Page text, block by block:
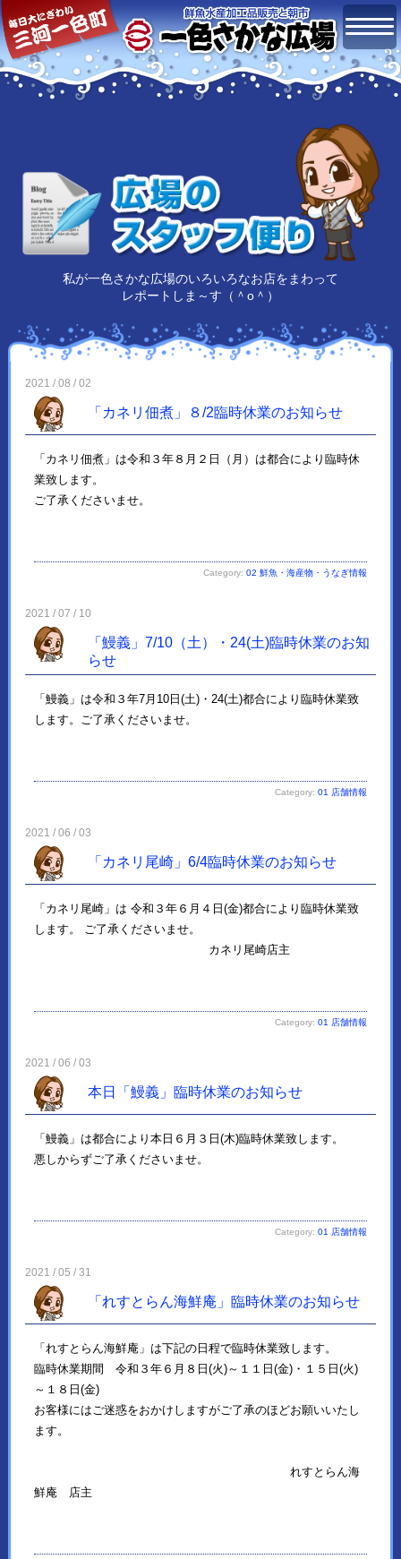
私が一色さかな広場のいろいろなお店をまわって
レポートしま～す（＾o＾）
2021 / 08 / 02
「カネリ佃煮」８/2臨時休業のお知らせ
「カネリ佃煮」は令和３年８月２日（月）は都合により臨時休
業致します。
ご了承くださいませ。
Category:02 鮮魚・海産物・うなぎ情報
2021 / 07 / 10
「鰻義」7/10（土）・24(土)臨時休業のお知
らせ
「鰻義」は令和３年7月10日(土)・24(土)都合により臨時休業致
します。ご了承くださいませ。
Category:01 店舗情報
2021 / 06 / 03
「カネリ尾崎」6/4臨時休業のお知らせ
「カネリ尾崎」は 令和３年６月４日(金)都合により臨時休業致
します。 ご了承くださいませ。
カネリ尾崎店主
Category:01 店舗情報
2021 / 06 / 03
本日「鰻義」臨時休業のお知らせ
「鰻義」は都合により本日６月３日(木)臨時休業致します。
悪しからずご了承くださいませ。
Category:01 店舗情報
2021 / 05 / 31
「れすとらん海鮮庵」臨時休業のお知らせ
「れすとらん海鮮庵」は下記の日程で臨時休業致します。
臨時休業期間 令和３年６月８日(火)～１１日(金)・１５日(火)
～１８日(金)
お客様にはご迷惑をおかけしますがご了承のほどお願いいたし
ます。
れすとらん海
鮮庵 店主